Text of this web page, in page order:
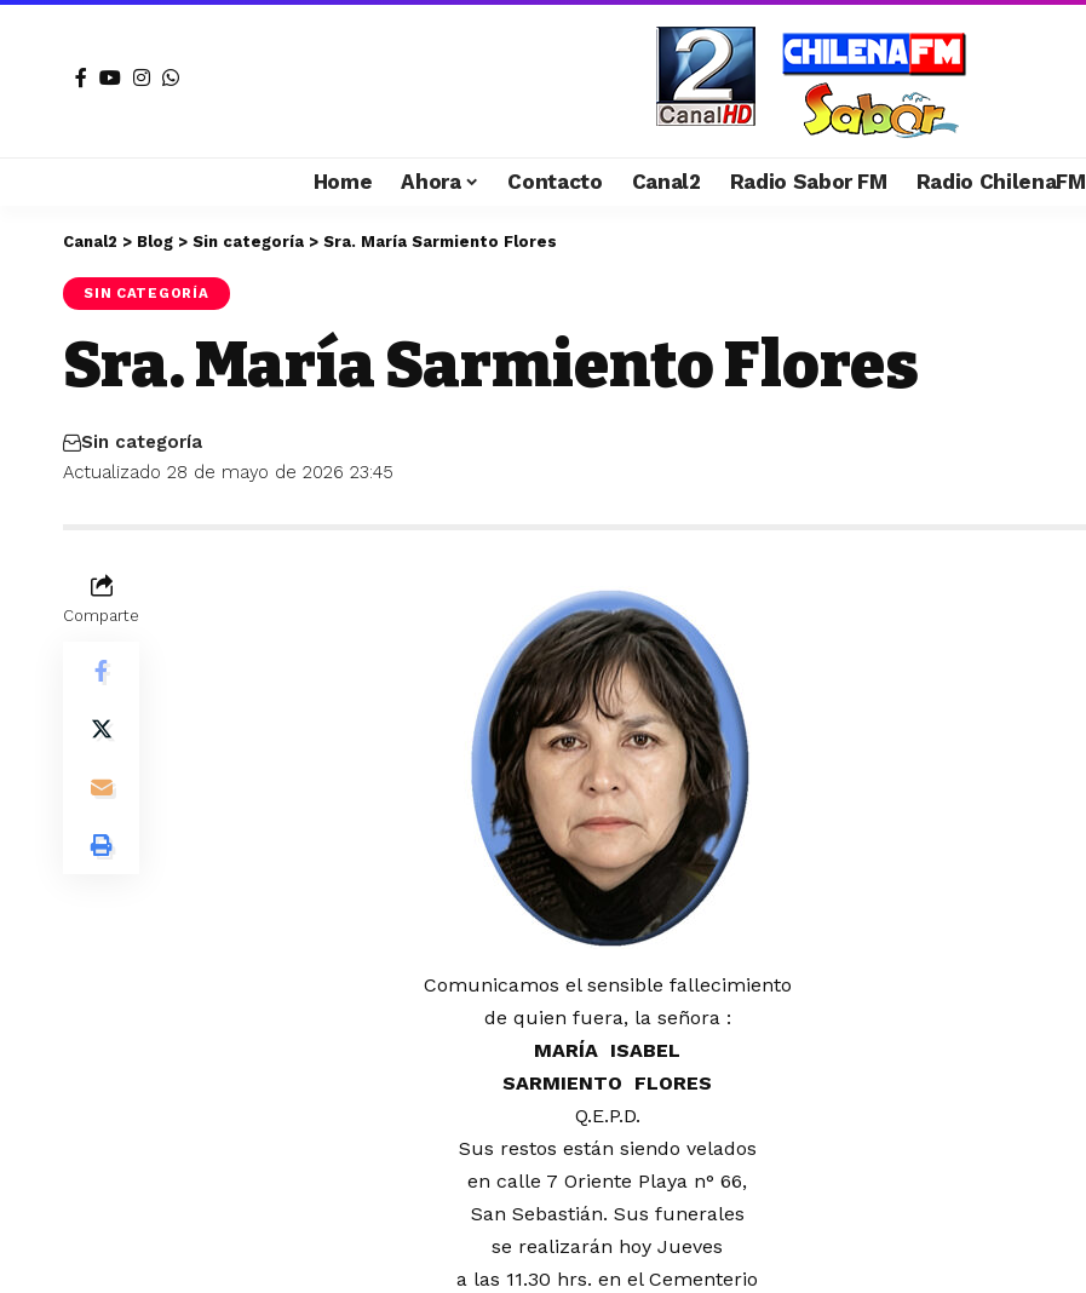
Home Ahora Contacto Canal2 Radio Sabor FM Radio ChilenaFM
Canal2 > Blog > Sin categoría > Sra. María Sarmiento Flores
SIN CATEGORÍA
Sra. María Sarmiento Flores
Actualizado 28 de mayo de 2026 23:45
Sin categoría
Comparte
Comunicamos el sensible fallecimiento
de quien fuera, la señora :
MARÍA ISABEL
SARMIENTO FLORES
Q.E.P.D.
Sus restos están siendo velados
en calle 7 Oriente Playa n° 66,
San Sebastián. Sus funerales
se realizarán hoy Jueves
a las 11.30 hrs. en el Cementerio